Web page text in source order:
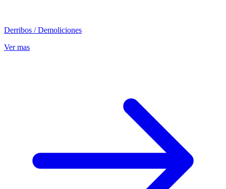
Derribos / Demoliciones
Ver mas